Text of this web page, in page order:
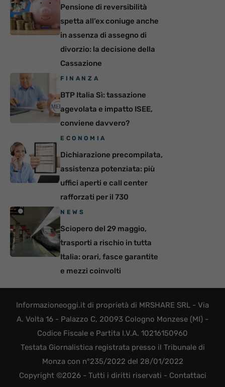
Pensione di reversibilità
spetta all’ex coniuge anche
in assenza di assegno di
divorzio: la decisione della
Cassazione
FINANZA
BTP Italia Sì: tassazione
agevolata e impatto ISEE,
conviene davvero?
ECONOMIA
Dichiarazione precompilata,
assistenza potenziata: più
uffici aperti e call center
rafforzati per il 730
NEWS
Sciopero del 29 maggio,
trasporti a rischio in tutta
Italia: orari, fasce garantite
e mezzi coinvolti
Informazioneoggi.it di proprietà di MRSHARE SRL - Via
A. Volta 16 - Palazzo C, 20093 Cologno Monzese (MI) -
Codice Fiscale e Partita I.V.A. 10216150960
Testata Giornalistica registrata presso il Tribunale di
Monza con n°235/2022 del 28/01/2022
Copyright ©2026 - Tutti i diritti riservati - Contattaci